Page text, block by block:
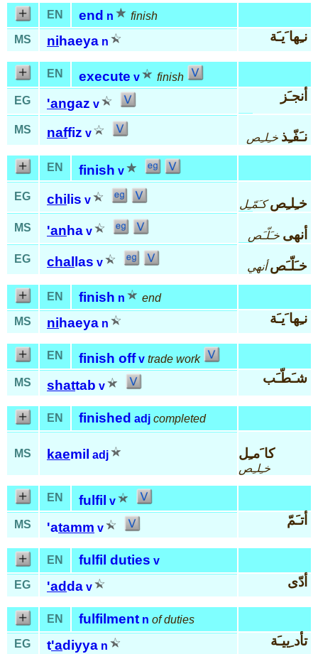
EN end n
finish
MS
nihaeya n نـِها َيـَة
EN execute v
finish
EG
'angaz v
أنجـَز
MS naffiz v نـَفّـِذ خـِلـِص
EN finish v
EG chi lis v خـِلـِص كـَمّـِل
MS
'anha v أنهى خـَلّـَص
EG
chal las v خـَلّـَص أنهي
EN finish n
end
MS
nihaeya n نـِها َيـَة
EN finish off v trade work
MS
shattab v
شـَطّـَب
EN finished adj completed
MS kaemil adj كا َمـِل
خـِلـِص
EN fulfil v
MS
'atamm v
أتـَمّ
EN fulfil duties v
EG
'adda v أدّى
EN fulfilment n of duties
EG
t'adiyya n تأد ِييـَة